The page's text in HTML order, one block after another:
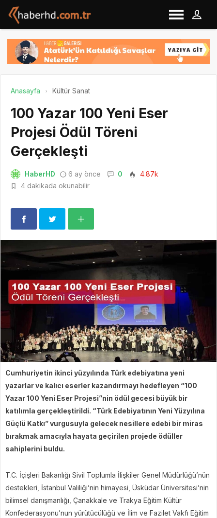
Anasayfa Kültür Sanat
100 Yazar 100 Yeni Eser
Projesi Ödül Töreni
Gerçekleşti
HaberHD 6 ay önce 0
4.87k
4 dakikada okunabilir
Cumhuriyetin ikinci yüzyılında Türk edebiyatına yeni
yazarlar ve kalıcı eserler kazandırmayı hedefleyen “100
Yazar 100 Yeni Eser Projesi”nin ödül gecesi büyük bir
katılımla gerçekleştirildi. “Türk Edebiyatının Yeni Yüzyılına
Güçlü Katkı” vurgusuyla gelecek nesillere edebi bir miras
bırakmak amacıyla hayata geçirilen projede ödüller
sahiplerini buldu.
T.C. İçişleri Bakanlığı Sivil Toplumla İlişkiler Genel Müdürlüğü’nün
destekleri, İstanbul Valiliği’nin himayesi, Üsküdar Üniversitesi’nin
bilimsel danışmanlığı, Çanakkale ve Trakya Eğitim Kültür
Konfederasyonu’nun yürütücülüğü ve İlim ve Fazilet Vakfı Eğitim